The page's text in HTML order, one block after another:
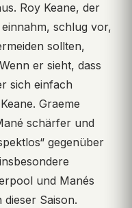
Roy Keane, der
schlug vor,
sollten,
er sieht, dass
sich einfach
Graeme
schärfer und
gegenüber
und Manés
Saison.